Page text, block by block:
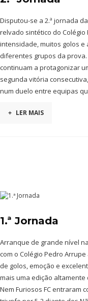
Disputou-se a 2.ª jornada
relvado sintético do
intensidade, muitos golos
diferentes grupos da prova.
continuam a protagonizar
segunda vitória
num duelo entre equipas
+ LER MAIS
1.ª Jornada
Arranque de grande nível
com o Colégio Pedro
de golos, emoção e
mais uma edição altamente
Nem Furiosos FC entraram